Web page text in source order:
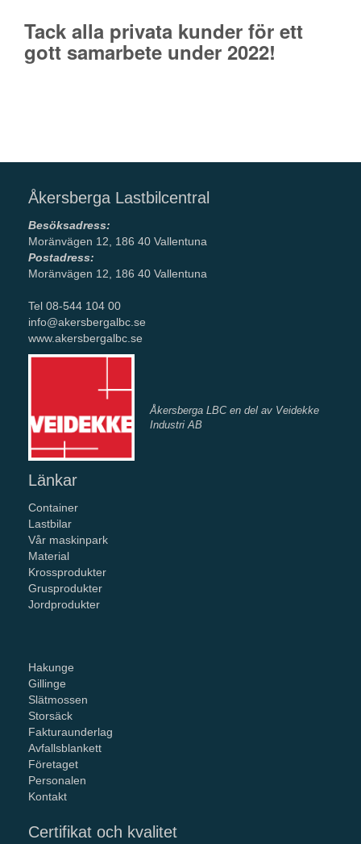
Tack alla privata kunder för ett
gott samarbete under 2022!
Åkersberga Lastbilcentral
Besöksadress:
Moränvägen 12, 186 40 Vallentuna
Postadress:
Moränvägen 12, 186 40 Vallentuna
Tel 08-544 104 00
info@akersbergalbc.se
www.akersbergalbc.se
Åkersberga LBC en del av Veidekke
Industri AB
Länkar
Container
Lastbilar
Vår maskinpark
Material
Krossprodukter
Grusprodukter
Jordprodukter
Hakunge
Gillinge
Slätmossen
Storsäck
Fakturaunderlag
Avfallsblankett
Företaget
Personalen
Kontakt
Certifikat och kvalitet